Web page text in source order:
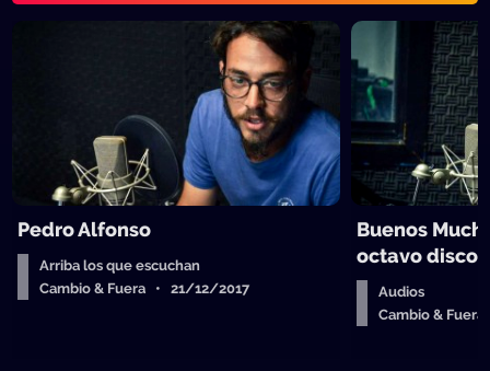
Pedro Alfonso
Arriba los que escuchan
Cambio & Fuera • 21/12/2017
Buenos
octavo disco
Audios
Cambio &